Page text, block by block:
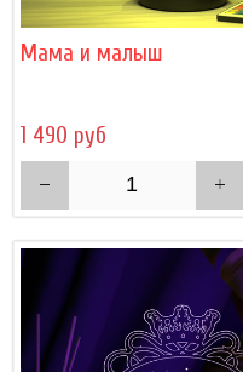
Мама и малыш
1 490 руб